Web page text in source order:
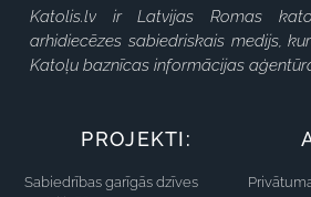
Katolis.lv ir Latvijas Romas
arhidiecēzes sabiedriskais medijs,
Katoļu baznīcas informācijas
PROJEKTI:
Sabiedrības garīgās dzīves